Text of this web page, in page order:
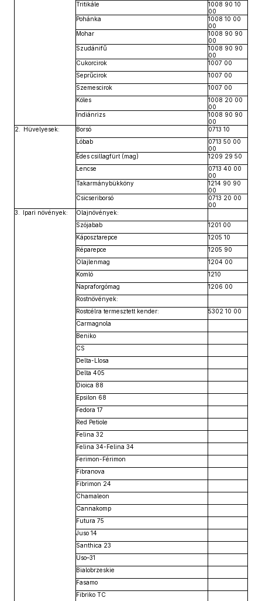
Tritikále
1008 90 10
00
Pohánka
1008 10 00
00
Mohar
1008 90 90
00
Szudánifű
1008 90 90
00
Cukorcirok
1007 00
Seprűcirok
1007 00
Szemescirok
1007 00
Köles
1008 20 00
00
Indiánrizs
1008 90 90
00
2. Hüvelyesek:
Borsó
0713 10
Lóbab
0713 50 00
00
Édes csillagfürt (mag)
1209 29 50
Lencse
0713 40 00
00
Takarmánybükköny
1214 90 90
00
Csicseriborsó
0713 20 00
00
3. Ipari növények:
Olajnövények:
Szójabab
1201 00
Káposztarepce
1205 10
Réparepce
1205 90
Olajlenmag
1204 00
Komló
1210
Napraforgómag
1206 00
Rostnövények:
Rostcélra termesztett kender:
5302 10 00
Carmagnola
Beniko
CS
Delta-Llosa
Delta 405
Dioica 88
Epsilon 68
Fedora 17
Red Petiole
Felina 32
Felina 34-Felina 34
Ferimon-Férimon
Fibranova
Fibrimon 24
Chamaleon
Cannakomp
Futura 75
Juso 14
Santhica 23
Uso–31
Bialobrzeskie
Fasamo
Fibriko TC